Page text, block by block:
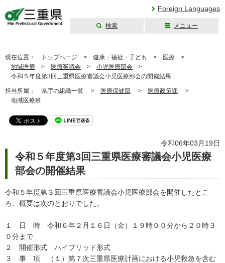
Foreign Languages
検索 メニュー
現在位置： トップページ > 健康・福祉・子ども > 医療 >
地域医療 > 医療審議会 > 小児医療部会 >
令和５年度第3回三重県医療審議会小児医療部会の開催結果
担当所属： 県庁の組織一覧 > 医療保健部 > 医療政策課 >
地域医療班
令和06年03月19日
令和５年度第3回三重県医療審議会小児医療
部会の開催結果
令和５年度第３回三重県医療審議会小児医療部会を開催したとこ
ろ、概要は次のとおりでした。
１ 日 時 令和６年２月１６日（金）１９時００分から２０時３
０分まで
２ 開催形式 ハイブリッド形式
３ 事 項 （１）第７次三重県医療計画における小児救急を含む